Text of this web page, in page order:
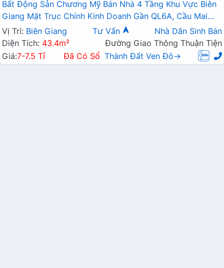
Bất Động Sản Chương Mỹ Bán Nhà 4 Tầng Khu Vực Biên
Giang Mặt Trục Chính Kinh Doanh Gần QL6A, Cầu Mai
Lĩnh Đang Mở Rộng
Vị Trí: Biên Giang Tư Vấn
Nhà Dân Sinh Bán
Diện Tích: 43.4m²
Đường Giao Thông Thuận Tiện
Giá:7-7.5 Tỉ Đã Có Sổ Thành Đất Ven Đô→